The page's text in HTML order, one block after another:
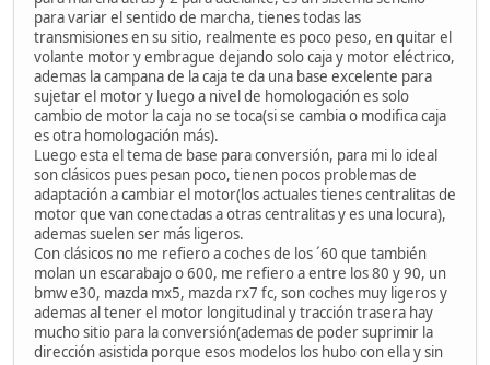
para variar el sentido de marcha, tienes todas las
transmisiones en su sitio, realmente es poco peso, en quitar el
volante motor y embrague dejando solo caja y motor eléctrico,
ademas la campana de la caja te da una base excelente para
sujetar el motor y luego a nivel de homologación es solo
cambio de motor la caja no se toca(si se cambia o modifica caja
es otra homologación más).
Luego esta el tema de base para conversión, para mi lo ideal
son clásicos pues pesan poco, tienen pocos problemas de
adaptación a cambiar el motor(los actuales tienes centralitas de
motor que van conectadas a otras centralitas y es una locura),
ademas suelen ser más ligeros.
Con clásicos no me refiero a coches de los ´60 que también
molan un escarabajo o 600, me refiero a entre los 80 y 90, un
bmw e30, mazda mx5, mazda rx7 fc, son coches muy ligeros y
ademas al tener el motor longitudinal y tracción trasera hay
mucho sitio para la conversión(ademas de poder suprimir la
dirección asistida porque esos modelos los hubo con ella y sin